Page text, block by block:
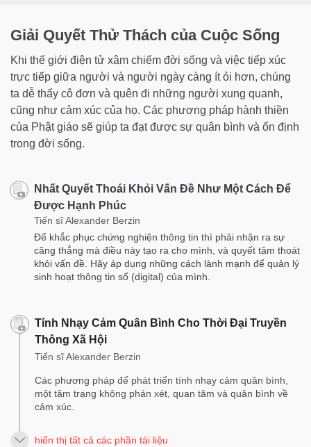
Giải Quyết Thử Thách của Cuộc Sống
Khi thế giới điện tử xâm chiếm đời sống và việc tiếp xúc
trực tiếp giữa người và người ngày càng ít ỏi hơn, chúng
ta dễ thấy cô đơn và quên đi những người xung quanh,
cũng như cảm xúc của họ. Các phương pháp hành thiền
của Phật giáo sẽ giúp ta đạt được sự quân bình và ổn định
trong đời sống.
Nhất Quyết Thoái Khỏi Vấn Đề Như Một Cách Để
Được Hạnh Phúc
Tiến sĩ Alexander Berzin
Để khắc phục chứng nghiện thông tin thì phải nhận ra sự
căng thẳng mà điều này tạo ra cho mình, và quyết tâm thoát
khỏi vấn đề. Hãy áp dụng những cách lành mạnh để quản lý
sinh hoạt thông tin số (digital) của mình.
Tính Nhạy Cảm Quân Bình Cho Thời Đại Truyền
Thông Xã Hội
Tiến sĩ Alexander Berzin
Các phương pháp để phát triển tính nhạy cảm quân bình,
một tâm trạng không phán xét, quan tâm và quân bình về
cảm xúc.
hiển thị tất cả các phần tài liệu